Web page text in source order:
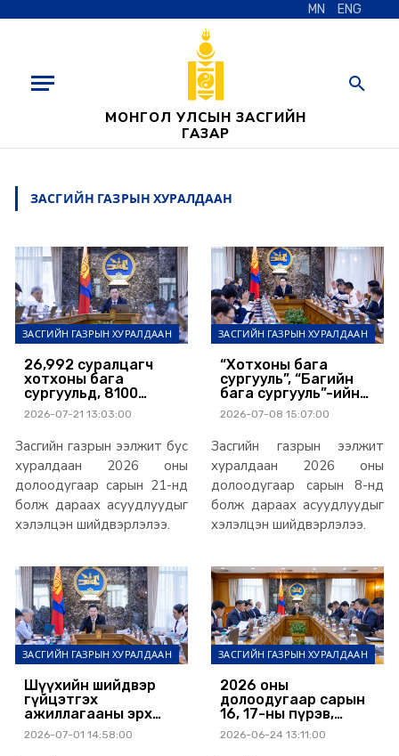
MN ENG
МОНГОЛ УЛСЫН ЗАСГИЙН
ГАЗАР
ЗАСГИЙН ГАЗРЫН ХУРАЛДААН
ЗАСГИЙН ГАЗРЫН ХУРАЛДААН
26,992 суралцагч
хотхоны бага
сургуульд, 8100
суралцагч төрөлжсөн
ахлах сургуульд
суралцана
2026-07-21 13:03:00
Засгийн газрын ээлжит бус
хуралдаан 2026 оны
долоодугаар сарын 21-нд
болж дараах асуудлуудыг
хэлэлцэн шийдвэрлэлээ.
ЗАСГИЙН ГАЗРЫН ХУРАЛДААН
“Хотхоны бага
сургууль”, “Багийн
бага сургууль”-ийн
үйл ажиллагаа энэ
намраас эхэлнэ
2026-07-08 15:07:00
Засгийн газрын ээлжит
хуралдаан 2026 оны
долоодугаар сарын 8-нд
болж дараах асуудлуудыг
хэлэлцэн шийдвэрлэлээ.
ЗАСГИЙН ГАЗРЫН ХУРАЛДААН
Шүүхийн шийдвэр
гүйцэтгэх
ажиллагааны эрх
зүйн орчныг
шинэчлэх багц
2026-07-01 14:58:00
ЗАСГИЙН ГАЗРЫН ХУРАЛДААН
2026 оны
долоодугаар сарын
16, 17-ны пүрэв,
баасан гарагт
ажилтан, албан
2026-06-24 13:11:00